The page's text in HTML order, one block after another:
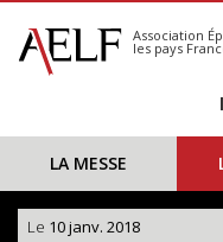
S'abonner
Calendrier
Association
les pays
LA MESSE
Le 10 janv. 2018